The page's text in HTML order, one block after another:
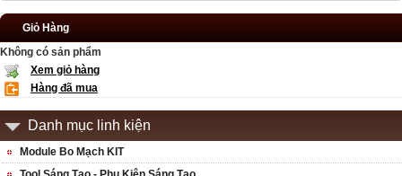
Giỏ Hàng
Không có sản phẩm
Xem giỏ hàng
Hàng đã mua
Danh mục linh kiện
Module Bo Mạch KIT